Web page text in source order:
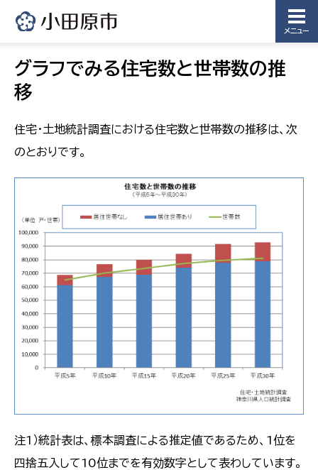
メニュー
グラフでみる住宅数と世帯数の推
移
住宅・土地統計調査における住宅数と世帯数の推移は、次
のとおりです。
注1）統計表は、標本調査による推定値であるため、1位を
四捨五入して10位までを有効数字として表わしています。